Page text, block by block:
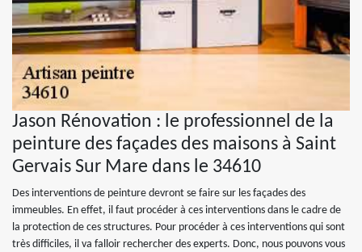
Jason Rénovation : le professionnel de la
peinture des façades des maisons à Saint
Gervais Sur Mare dans le 34610
Des interventions de peinture devront se faire sur les façades des
immeubles. En effet, il faut procéder à ces interventions dans le cadre de
la protection de ces structures. Pour procéder à ces interventions qui sont
très difficiles, il va falloir rechercher des experts. Donc, nous pouvons vous